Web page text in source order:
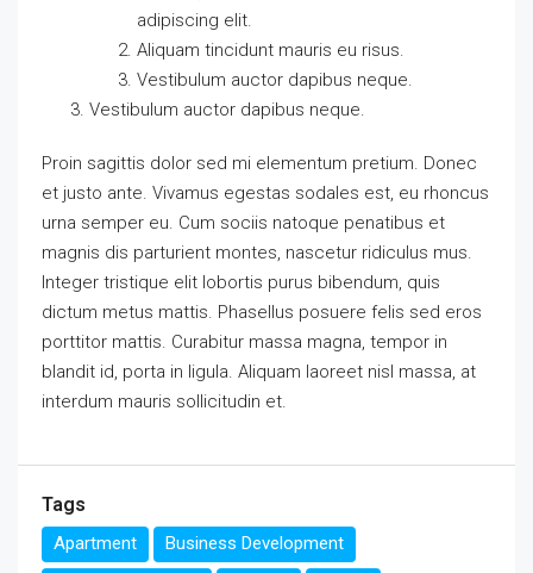
adipiscing elit.
Aliquam tincidunt mauris eu risus.
Vestibulum auctor dapibus neque.
Vestibulum auctor dapibus neque.
Proin sagittis dolor sed mi elementum pretium. Donec
et justo ante. Vivamus egestas sodales est, eu rhoncus
urna semper eu. Cum sociis natoque penatibus et
magnis dis parturient montes, nascetur ridiculus mus.
Integer tristique elit lobortis purus bibendum, quis
dictum metus mattis. Phasellus posuere felis sed eros
porttitor mattis. Curabitur massa magna, tempor in
blandit id, porta in ligula. Aliquam laoreet nisl massa, at
interdum mauris sollicitudin et.
Tags
Apartment
Business Development